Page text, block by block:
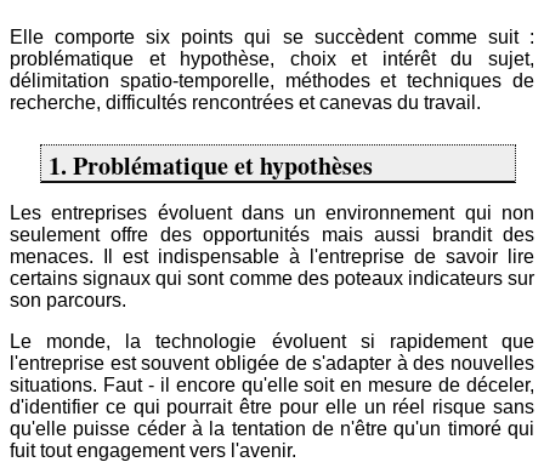
Elle comporte six points qui se succèdent comme suit :
problématique et hypothèse, choix et intérêt du sujet,
délimitation spatio-temporelle, méthodes et techniques de
recherche, difficultés rencontrées et canevas du travail.
1. Problématique et hypothèses
Les entreprises évoluent dans un environnement qui non
seulement offre des opportunités mais aussi brandit des
menaces. Il est indispensable à l'entreprise de savoir lire
certains signaux qui sont comme des poteaux indicateurs sur
son parcours.
Le monde, la technologie évoluent si rapidement que
l'entreprise est souvent obligée de s'adapter à des nouvelles
situations. Faut - il encore qu'elle soit en mesure de déceler,
d'identifier ce qui pourrait être pour elle un réel risque sans
qu'elle puisse céder à la tentation de n'être qu'un timoré qui
fuit tout engagement vers l'avenir.